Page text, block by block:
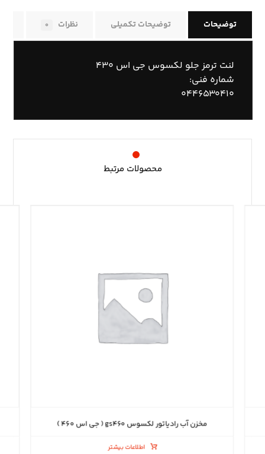
توضیحات توضیحات تکمیلی نظرات ۰
لنت ترمز جلو لکسوس جی اس ۴۳۰
شماره فنی:
۰۴۴۶۵۳۰۴۱۰
محصولات مرتبط
مخزن آب رادیاتور لکسوس gs۴۶۰ ( جی اس ۴۶۰ )
اطلاعات بیشتر